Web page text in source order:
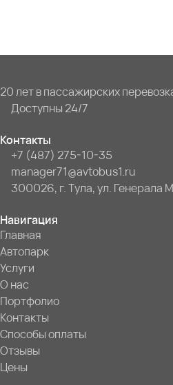
20 лет в пассажирских
Доступны 24/7
Контакты
+7 (487) 275-10-35
manager71@avtobus1.ru
300026, г. Тула, ул. Генерала
Навигация
Главная
Автопарк
Услуги
О нас
Портфолио
Контакты
Способы оплаты
Отзывы
Цены